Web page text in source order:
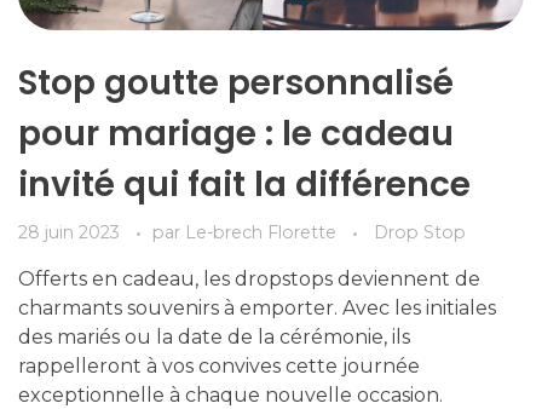
Stop goutte personnalisé
pour mariage : le cadeau
invité qui fait la différence
28 juin 2023 par Le-brech Florette Drop Stop
Offerts en cadeau, les dropstops deviennent de
charmants souvenirs à emporter. Avec les initiales
des mariés ou la date de la cérémonie, ils
rappelleront à vos convives cette journée
exceptionnelle à chaque nouvelle occasion.